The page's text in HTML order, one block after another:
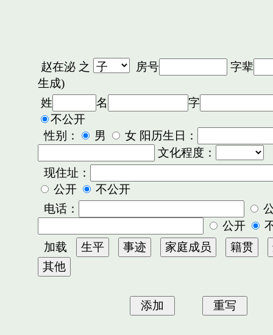
赵在泌之 房号
字辈
生成)
姓
名
字
不公开
性别：
男
女 阳历生日：
文化程度：
现住址：
公开
不公开
电话：
公开
加载